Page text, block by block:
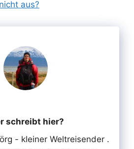
aus?
schreibt hier?
- kleiner Weltreisender .